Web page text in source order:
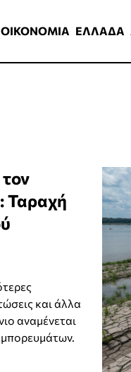
ΟΙΚΟΝΟΜΙΑ ΕΛΛΑΔΑ
Ταραχή
και άλλα
αναμένεται